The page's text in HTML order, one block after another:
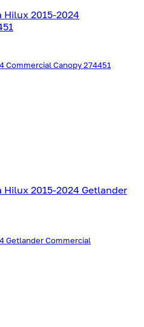
Commercial Canopy 274451
Getlander Commercial